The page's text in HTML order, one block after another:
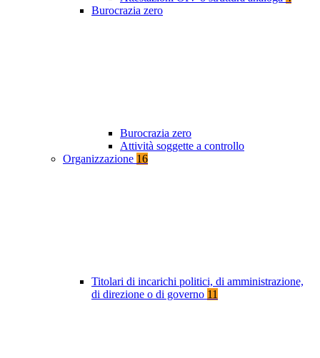
Burocrazia zero
Burocrazia zero
Attività soggette a controllo
Organizzazione 16
Titolari di incarichi politici, di amministrazione,
di direzione o di governo 11